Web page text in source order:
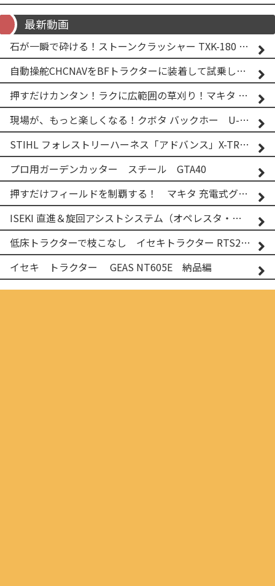
最新動画
石が一瞬で砕ける！ストーンクラッシャー TXK-180 実演
自動操舵CHCNAVをBFトラクターに装着して試乗してみた！！ CHCNAV NX610
押すだけカンタン！ラクに広範囲の草刈り！マキタ バッテリー式草刈り機 MUG001G 2
現場が、もっと楽しくなる！クボタ バックホー U-25-3A
STIHL フォレストリーハーネス「アドバンス」X-TREEm
プロ用ガーデンカッター スチール GTA40
押すだけフィールドを制覇する！ マキタ 充電式グランドトリマー MUG001G
ISEKI 直進＆旋回アシストシステム（オペレスタ・ターン）搭載 イセキ 乗用田植機 PRJ8D-ZJL
低床トラクターで枝こなし イセキトラクター RTS205NS & フレールモア FNC1202F
イセキ トラクター GEAS NT605E 納品編